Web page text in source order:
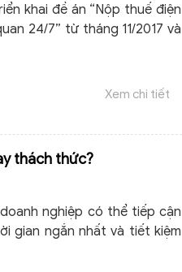
khai đề án “Nộp thuế điện
24/7” từ tháng 11/2017 và
Xem chi tiết
thách thức?
nghiệp có thể tiếp cận
gian ngắn nhất và tiết kiệm